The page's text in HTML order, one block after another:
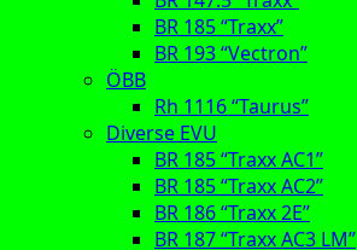
BR 185 “Traxx”
BR 193 “Vectron”
ÖBB
Rh 1116 “Taurus”
Diverse EVU
BR 185 “Traxx AC1”
BR 185 “Traxx AC2”
BR 186 “Traxx 2E”
BR 187 “Traxx AC3 LM”